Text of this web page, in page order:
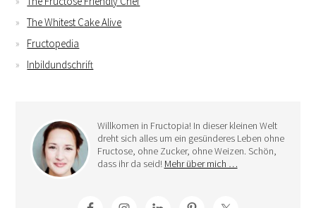
The Whitest Cake Alive
Fructopedia
Inbildundschrift
Willkomen in Fructopia! In dieser kleinen Welt
dreht sich alles um ein gesünderes Leben ohne
Fructose, ohne Zucker, ohne Weizen. Schön,
dass ihr da seid! Mehr über mich …